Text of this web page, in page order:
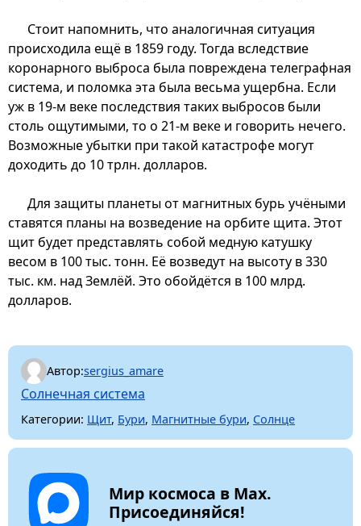
Стоит напомнить, что аналогичная ситуация
происходила ещё в 1859 году. Тогда вследствие
коронарного выброса была повреждена телеграфная
система, и поломка эта была весьма ущербна. Если
уж в 19-м веке последствия таких выбросов были
столь ощутимыми, то о 21-м веке и говорить нечего.
Возможные убытки при такой катастрофе могут
доходить до 10 трлн. долларов.
Для защиты планеты от магнитных бурь учёными
ставятся планы на возведение на орбите щита. Этот
щит будет представлять собой медную катушку
весом в 100 тыс. тонн. Её возведут на высоту в 330
тыс. км. над Землёй. Это обойдётся в 100 млрд.
долларов.
Автор:sergius_amare
Солнечная система
Категории: Щит, Бури, Магнитные бури, Солнце
Мир космоса в Max.
Присоединяйся!